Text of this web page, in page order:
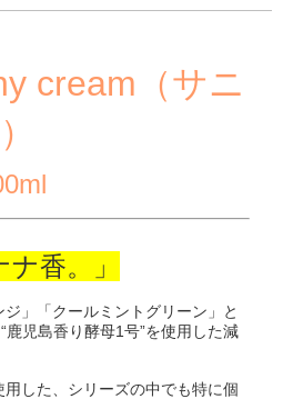
cream（サニ
香。」
」「クールミントグリーン」と
鹿児島香り酵母1号”を使用した減
した、シリーズの中でも特に個